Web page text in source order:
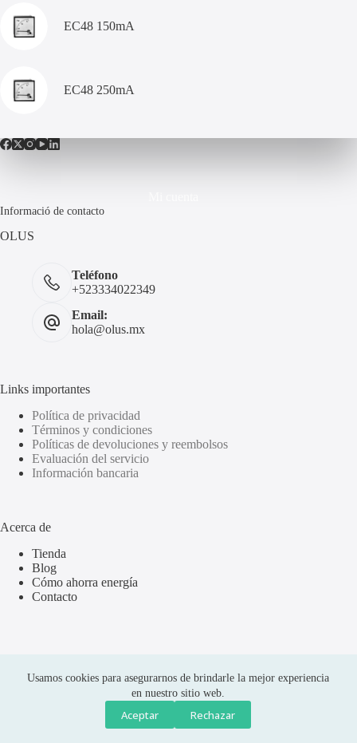
Usamos cookies para asegurarnos de brindarle la mejor experiencia
en nuestro sitio web.
Aceptar Rechazar
EC48 150mA
EC48 250mA
Informació de contacto
OLUS
Teléfono
+523334022349
Email:
hola@olus.mx
Links importantes
Política de privacidad
Términos y condiciones
Políticas de devoluciones y reembolsos
Evaluación del servicio
Información bancaria
Acerca de
Tienda
Blog
Cómo ahorra energía
Contacto